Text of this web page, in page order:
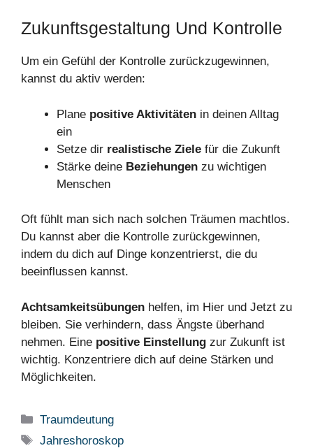
Zukunftsgestaltung Und Kontrolle
Um ein Gefühl der Kontrolle zurückzugewinnen,
kannst du aktiv werden:
Plane positive Aktivitäten in deinen Alltag
ein
Setze dir realistische Ziele für die Zukunft
Stärke deine Beziehungen zu wichtigen
Menschen
Oft fühlt man sich nach solchen Träumen machtlos.
Du kannst aber die Kontrolle zurückgewinnen,
indem du dich auf Dinge konzentrierst, die du
beeinflussen kannst.
Achtsamkeitsübungen helfen, im Hier und Jetzt zu
bleiben. Sie verhindern, dass Ängste überhand
nehmen. Eine positive Einstellung zur Zukunft ist
wichtig. Konzentriere dich auf deine Stärken und
Möglichkeiten.
Kategorien
Traumdeutung
Schlagwörter
Jahreshoroskop